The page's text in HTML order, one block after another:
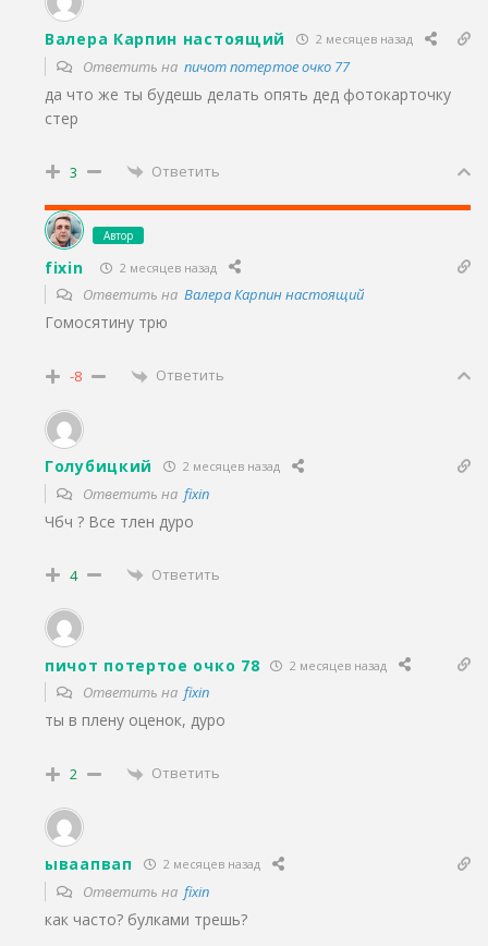
Валера Карпин настоящий 2 месяцев назад
Ответить на пичот потертое очко 77
да что же ты будешь делать опять дед фотокарточку
стер
3 Ответить
Автор
fixin 2 месяцев назад
Ответить на Валера Карпин настоящий
Гомосятину трю
-8 Ответить
Голубицкий 2 месяцев назад
Ответить на fixin
Чбч ? Все тлен дуро
4 Ответить
пичот потертое очко 78 2 месяцев назад
Ответить на fixin
ты в плену оценок, дуро
2 Ответить
ываапвап 2 месяцев назад
Ответить на fixin
как часто? булками трешь?